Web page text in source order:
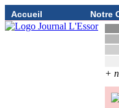
Accueil Notre
+